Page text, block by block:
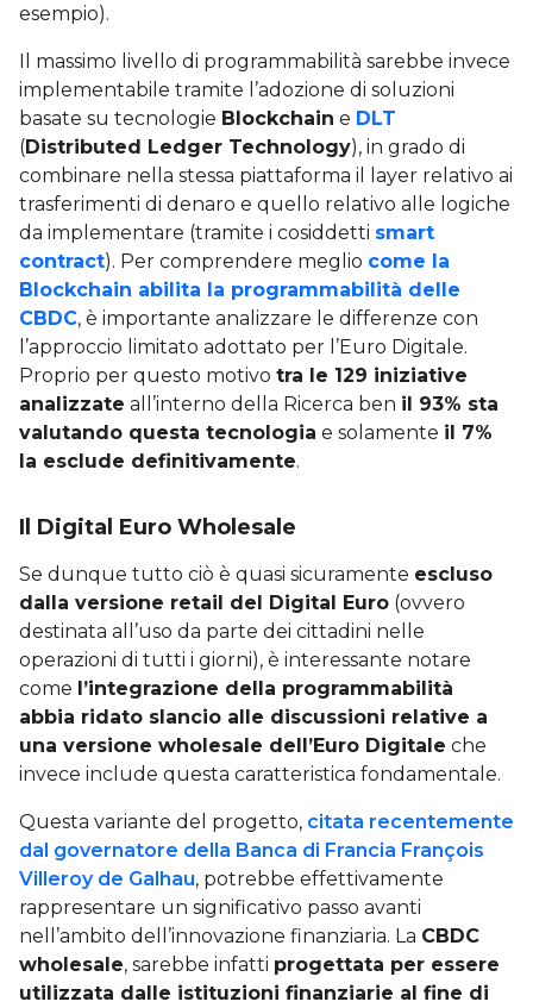
esempio).
Il massimo livello di programmabilità sarebbe invece
implementabile tramite l’adozione di soluzioni
basate su tecnologie Blockchain e DLT
(Distributed Ledger Technology), in grado di
combinare nella stessa piattaforma il layer relativo ai
trasferimenti di denaro e quello relativo alle logiche
da implementare (tramite i cosiddetti smart
contract). Per comprendere meglio come la
Blockchain abilita la programmabilità delle
CBDC, è importante analizzare le differenze con
l’approccio limitato adottato per l’Euro Digitale.
Proprio per questo motivo tra le 129 iniziative
analizzate all’interno della Ricerca ben il 93% sta
valutando questa tecnologia e solamente il 7%
la esclude definitivamente.
Il Digital Euro Wholesale
Se dunque tutto ciò è quasi sicuramente escluso
dalla versione retail del Digital Euro (ovvero
destinata all’uso da parte dei cittadini nelle
operazioni di tutti i giorni), è interessante notare
come l’integrazione della programmabilità
abbia ridato slancio alle discussioni relative a
una versione wholesale dell’Euro Digitale che
invece include questa caratteristica fondamentale.
Questa variante del progetto, citata recentemente
dal governatore della Banca di Francia François
Villeroy de Galhau, potrebbe effettivamente
rappresentare un significativo passo avanti
nell’ambito dell’innovazione finanziaria. La CBDC
wholesale, sarebbe infatti progettata per essere
utilizzata dalle istituzioni finanziarie al fine di